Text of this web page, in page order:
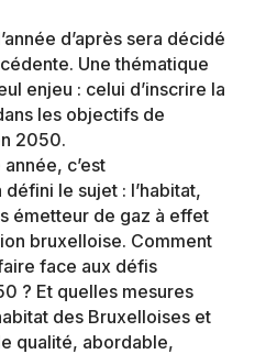
d’après sera décidé
Une thématique
enjeu : celui d’inscrire la
les objectifs de
2050.
c’est
défini le sujet : l’habitat,
émetteur de gaz à effet
bruxelloise. Comment
face aux défis
? Et quelles mesures
des Bruxelloises et
qualité, abordable,